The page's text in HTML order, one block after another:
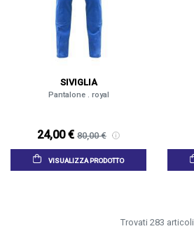
SIVIGLIA
Pantalone . royal
24,00 € 80,00 €
VISUALIZZA PRODOTTO
Trovati 283 articoli